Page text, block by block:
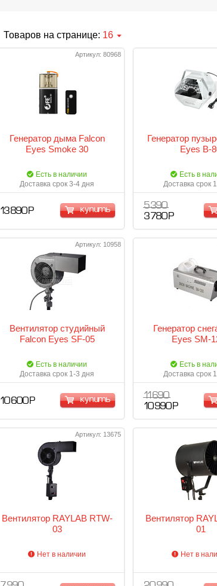
Товаров на странице: 16
Артикул: 80968
Генератор дыма Falcon
Eyes Smoke 30
Есть в наличии
Доставка срок 3-4 дня
13 890 Р купить
Генератор
Eyes B-
Есть в
Доставка срок
5 390
3 780 Р
Артикул: 10958
Вентилятор студийный
Falcon Eyes SF-05
Есть в наличии
Доставка срок 1-3 дня
10 600 Р купить
Генератор
Eyes SM-
Есть в
Доставка срок
11 690
10 990 Р
Артикул: 13675
Вентилятор RAYLAB RTW-
03
Нет в наличии
Вентилятор
01
Нет в